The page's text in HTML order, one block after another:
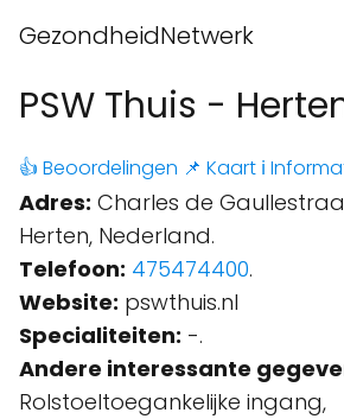
GezondheidNetwerk
PSW Thuis -
👍 Beoordelingen 📌 Kaart ℹ️
Adres: Charles de
Herten, Nederland.
Telefoon: 475474400.
Website: pswthuis.nl
Specialiteiten: -.
Andere interessante
Rolstoeltoegankelijke ingang,